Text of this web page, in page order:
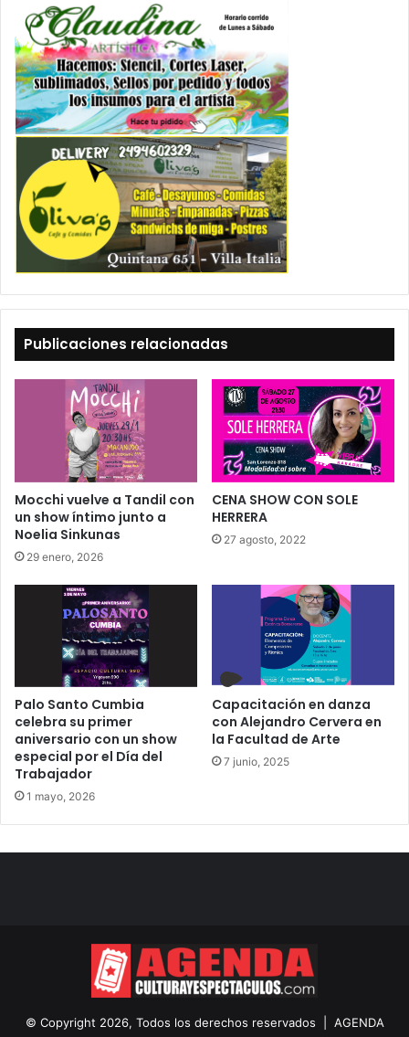
Publicaciones relacionadas
Mocchi vuelve a Tandil con
un show íntimo junto a
Noelia Sinkunas
29 enero, 2026
CENA SHOW CON SOLE
HERRERA
27 agosto, 2022
Palo Santo Cumbia
celebra su primer
aniversario con un show
especial por el Día del
Trabajador
1 mayo, 2026
Capacitación en danza
con Alejandro Cervera en
la Facultad de Arte
7 junio, 2025
© Copyright 2026, Todos los derechos reservados | AGENDA